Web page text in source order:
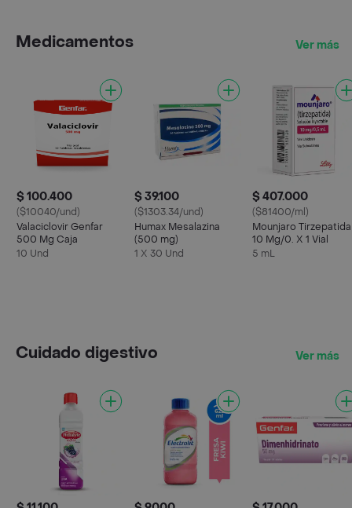
Medicamentos Ver más
$ 100.400
($10040/und)
Valaciclovir Genfar
500 Mg Caja
10 Und
$ 39.100
($1303.34/und)
Humax Mesalazina
(500 mg)
1 X 30 Und
$ 407.000
($81400/ml)
Mounjaro Tirzepatida
10 Mg/0. X 1 Vial
5 mL
Cuidado digestivo Ver más